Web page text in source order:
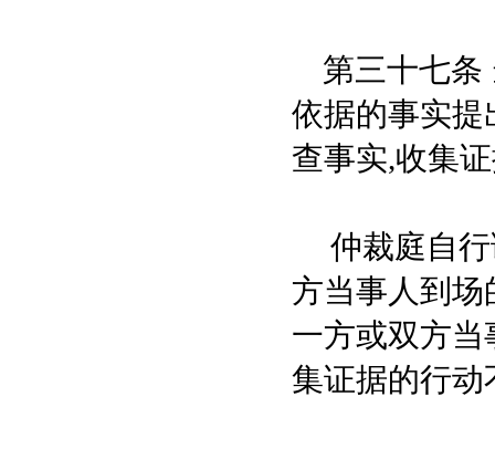
第三十七条
依据的事实提
查事实,收集
仲裁庭自行
方当事人到场
一方或双方
集证据的行动